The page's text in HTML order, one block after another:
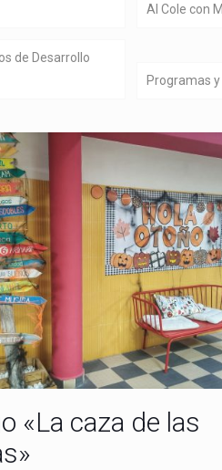
Al Cole con
de Desarrollo
Programas
«La caza de las